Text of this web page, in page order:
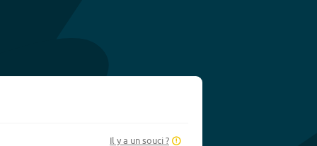
Il y a un souci ?